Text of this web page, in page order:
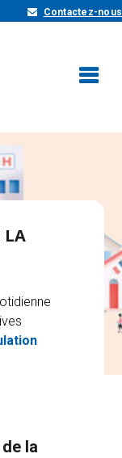
Contactez-nous
LA
la